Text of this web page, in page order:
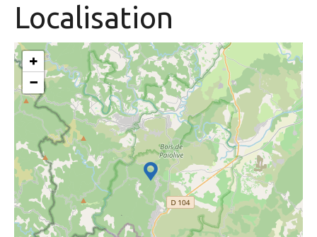
Localisation
+
−